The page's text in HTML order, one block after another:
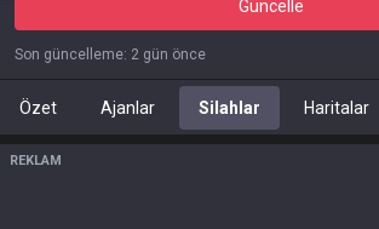
Güncelle
Son güncelleme: 2 gün önce
Özet Ajanlar Silahlar Haritalar
REKLAM